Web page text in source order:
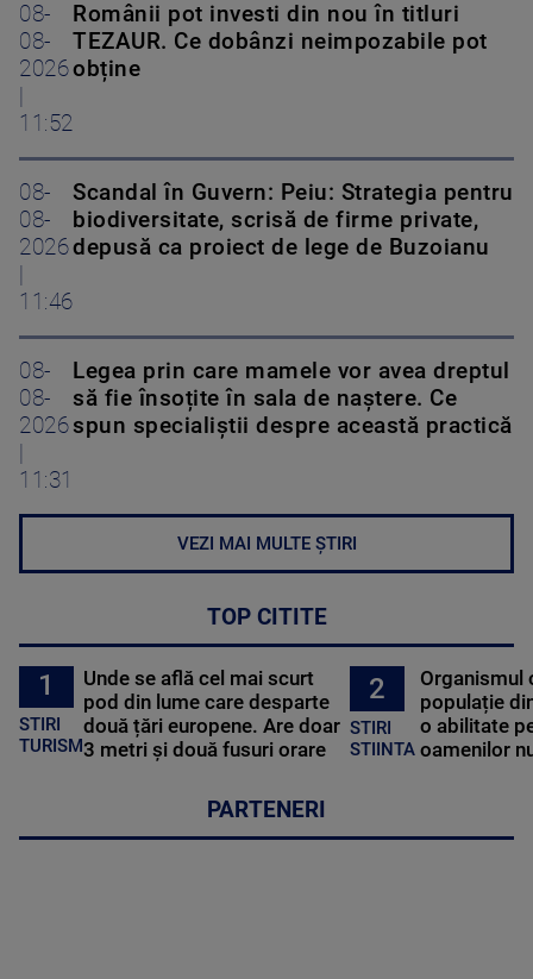
08-
08-
2026
11:52
Românii pot investi din nou în titluri
TEZAUR. Ce dobânzi neimpozabile pot
obține
08-
08-
2026
11:46
Scandal în Guvern: Peiu: Strategia pentru
biodiversitate, scrisă de firme private,
depusă ca proiect de lege de Buzoianu
08-
08-
2026
11:31
Legea prin care mamele vor avea dreptul
să fie însoțite în sala de naștere. Ce
spun specialiștii despre această practică
VEZI MAI MULTE ȘTIRI
TOP CITITE
1
STIRI
TURISM
Unde se află cel mai scurt
pod din lume care desparte
două țări europene. Are doar
3 metri și două fusuri orare
2
STIRI
STIINTA
Organismul
populație
o abilitate
oamenilor
PARTENERI